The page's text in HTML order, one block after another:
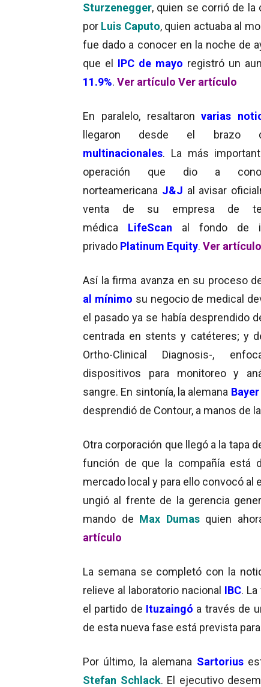
Sturzenegger, quien se corrió de la
por Luis Caputo, quien actuaba al
fue dado a conocer en la noche de
que el IPC de mayo registró un
11.9%. Ver artículo Ver artículo
En paralelo, resaltaronvarias
llegaron desde el brazo
multinacionales. La más
operación que dio a
norteamericana J&J al avisar
venta de su empresa de
médica LifeScan al fondo de
privado Platinum Equity. Ver artículo
Así la firma avanza en su proceso
al mínimo su negocio de medical
el pasado ya se había desprendido
centrada en stents y catéteres; y
Ortho-Clinical Diagnosis-,
dispositivos para monitoreo y
sangre. En sintonía, la alemana Bayer
desprendió de Contour, a manos de
Otra corporación que llegó a la tapa
función de que la compañía está
mercado local y para ello convocó al
ungió al frente de la gerencia
mando de Max Dumasquien
artículo
La semana se completó con la
relieve al laboratorio nacional IBC.
el partido de Ituzaingó a través de
de esta nueva fase está prevista
Por último, la alemana Sartorius
Stefan Schlack. El ejecutivo